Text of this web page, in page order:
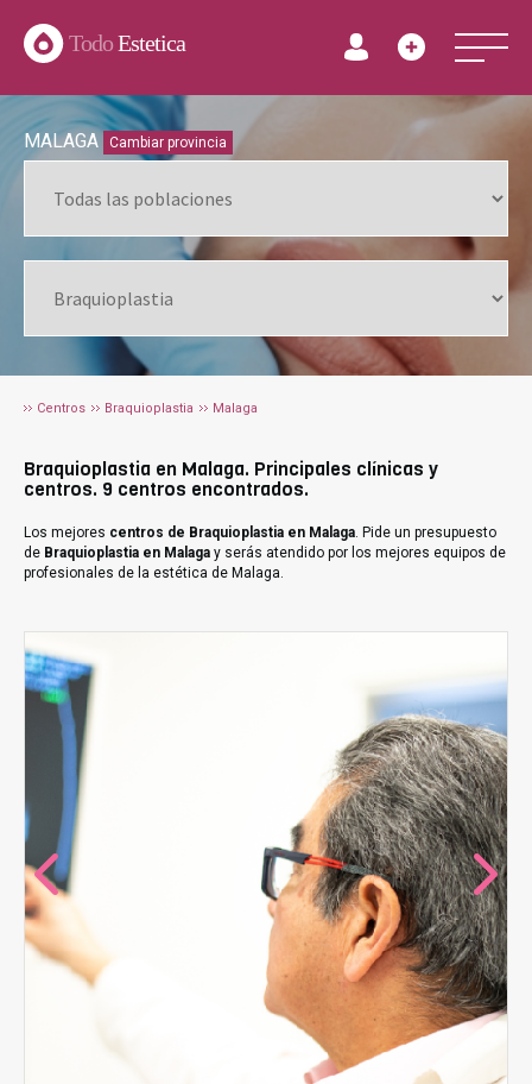
TodoEstetica
MALAGA Cambiar provincia
Centros Braquioplastia Malaga
Braquioplastia en Malaga. Principales clínicas y
centros. 9 centros encontrados.
Los mejores centros de Braquioplastia en Malaga. Pide un presupuesto
de Braquioplastia en Malaga y serás atendido por los mejores equipos de
profesionales de la estética de Malaga.